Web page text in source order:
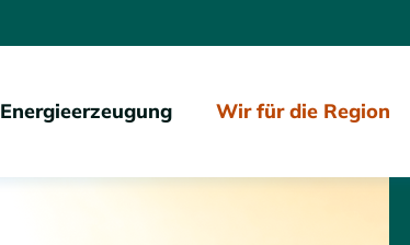
Energieerzeugung Wir für die Region